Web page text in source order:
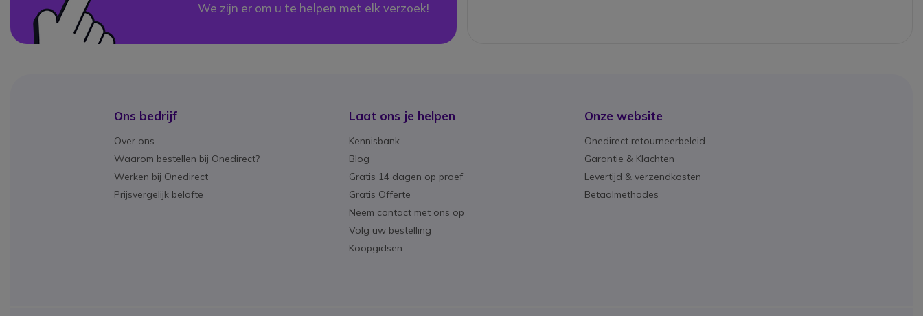
We zijn er om u te helpen met elk verzoek!
Ons bedrijf
Over ons
Waarom bestellen bij Onedirect?
Werken bij Onedirect
Prijsvergelijk belofte
Laat ons je helpen
Kennisbank
Blog
Gratis 14 dagen op proef
Gratis Offerte
Neem contact met ons op
Volg uw bestelling
Koopgidsen
Onze website
Onedirect retourneerbeleid
Garantie & Klachten
Levertijd & verzendkosten
Betaalmethodes